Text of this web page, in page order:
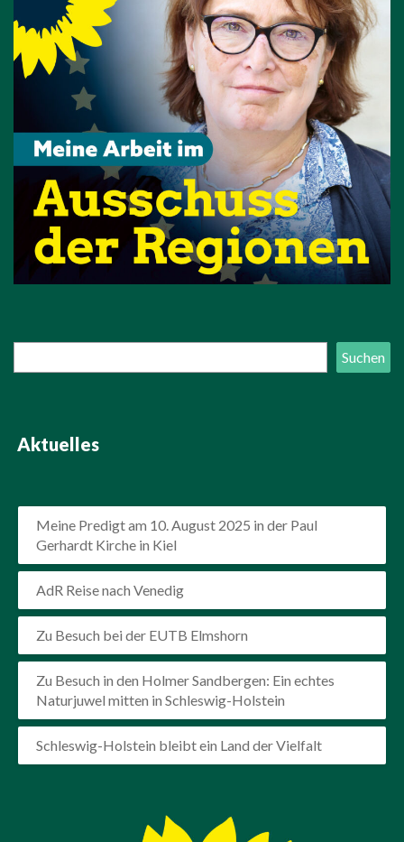
Suchen
Aktuelles
Meine Predigt am 10. August 2025 in der Paul
Gerhardt Kirche in Kiel
AdR Reise nach Venedig
Zu Besuch bei der EUTB Elmshorn
Zu Besuch in den Holmer Sandbergen: Ein echtes
Naturjuwel mitten in Schleswig-Holstein
Schleswig-Holstein bleibt ein Land der Vielfalt